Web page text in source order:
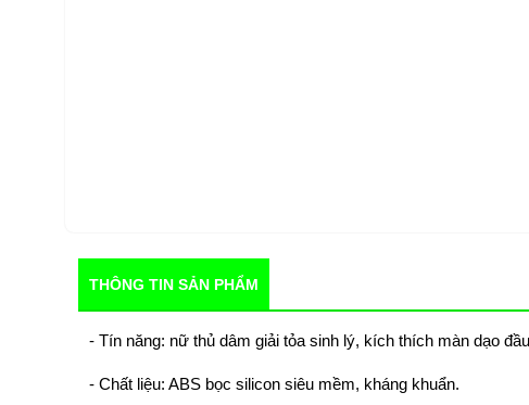
THÔNG TIN SẢN PHẨM
- Tín năng: nữ thủ dâm giải tỏa sinh lý, kích thích màn dạo
- Chất liệu: ABS bọc silicon siêu mềm, kháng khuẩn.